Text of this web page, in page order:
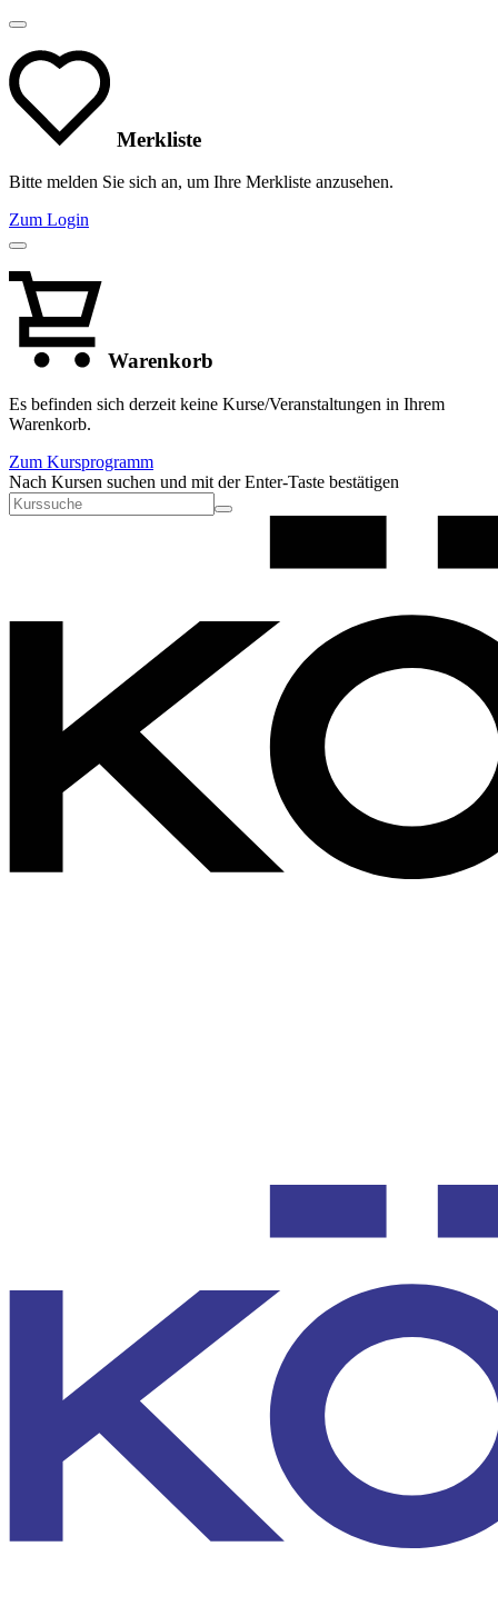
Merkliste
Bitte melden Sie sich an, um Ihre Merkliste anzusehen.
Zum Login
Warenkorb
Es befinden sich derzeit keine Kurse/Veranstaltungen in Ihrem
Warenkorb.
Zum Kursprogramm
Nach Kursen suchen und mit der Enter-Taste bestätigen